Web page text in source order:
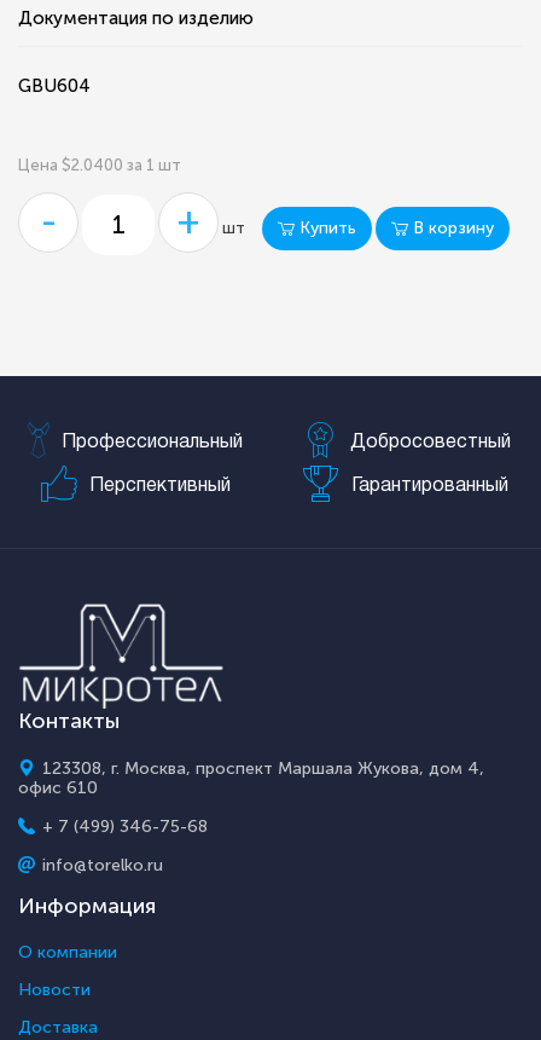
Документация по изделию
GBU604
Цена $2.0400 за 1 шт
- + шт Купить В корзину
Профессиональный Добросовестный
Перспективный Гарантированный
Контакты
123308, г. Москва, проспект Маршала Жукова, дом 4,
офис 610
+ 7 (499) 346-75-68
info@torelko.ru
Информация
О компании
Новости
Доставка